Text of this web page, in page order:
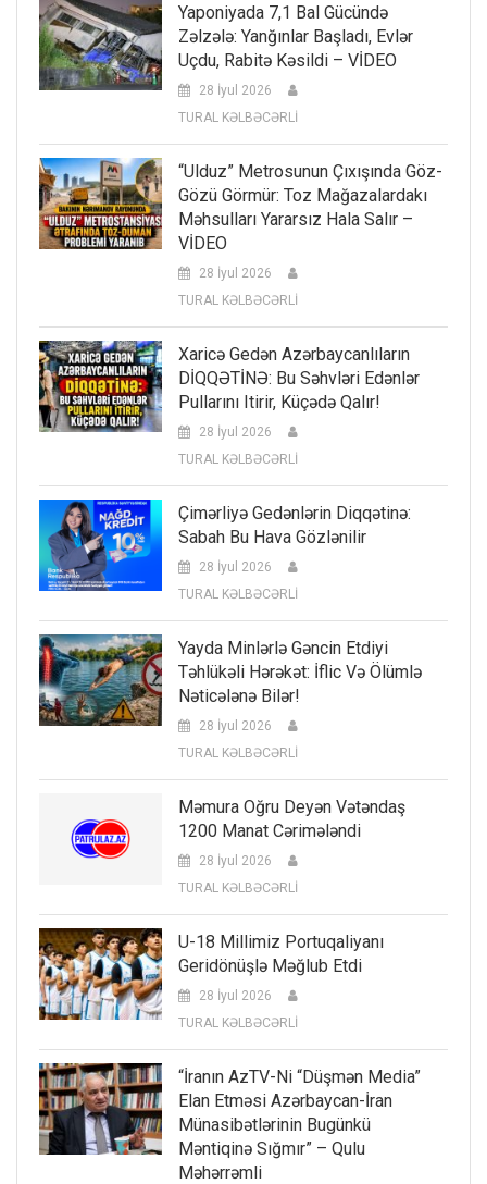
Yaponiyada 7,1 Bal Gücündə
Zəlzələ: Yanğınlar Başladı, Evlər
Uçdu, Rabitə Kəsildi – VİDEO
28 İyul 2026
TURAL KƏLBƏCƏRLİ
“Ulduz” Metrosunun Çıxışında Göz-
Gözü Görmür: Toz Mağazalardakı
Məhsulları Yararsız Hala Salır –
VİDEO
28 İyul 2026
TURAL KƏLBƏCƏRLİ
Xaricə Gedən Azərbaycanlıların
DİQQƏTİNƏ: Bu Səhvləri Edənlər
Pullarını Itirir, Küçədə Qalır!
28 İyul 2026
TURAL KƏLBƏCƏRLİ
Çimərliyə Gedənlərin Diqqətinə:
Sabah Bu Hava Gözlənilir
28 İyul 2026
TURAL KƏLBƏCƏRLİ
Yayda Minlərlə Gəncin Etdiyi
Təhlükəli Hərəkət: İflic Və Ölümlə
Nəticələnə Bilər!
28 İyul 2026
TURAL KƏLBƏCƏRLİ
Məmura Oğru Deyən Vətəndaş
1200 Manat Cərimələndi
28 İyul 2026
TURAL KƏLBƏCƏRLİ
U-18 Millimiz Portuqaliyanı
Geridönüşlə Məğlub Etdi
28 İyul 2026
TURAL KƏLBƏCƏRLİ
“İranın AzTV-Ni “düşmən Media”
Elan Etməsi Azərbaycan-İran
Münasibətlərinin Bugünkü
Məntiqinə Sığmır” – Qulu
Məhərrəmli